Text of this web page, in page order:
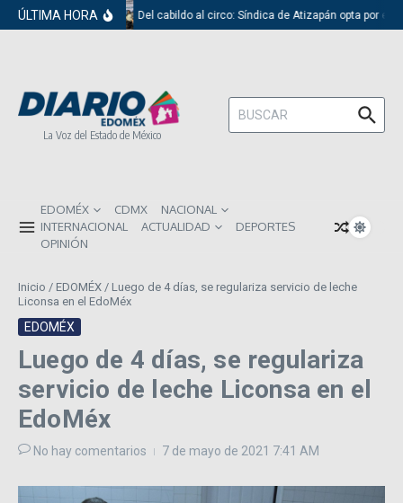
Saltar al contenido
ÚLTIMA HORA Del cabildo al circo: Síndica de Atizapán opta por el
La Voz del Estado de México
Buscar:
EDOMÉX CDMX
NACIONAL
INTERNACIONAL
ACTUALIDAD
DEPORTES
OPINIÓN
Inicio / EDOMÉX / Luego de 4 días, se regulariza servicio de leche
Liconsa en el EdoMéx
EDOMÉX
Luego de 4 días, se regulariza
servicio de leche Liconsa en el
EdoMéx
No hay comentarios 7 de mayo de 2021 7:41 AM